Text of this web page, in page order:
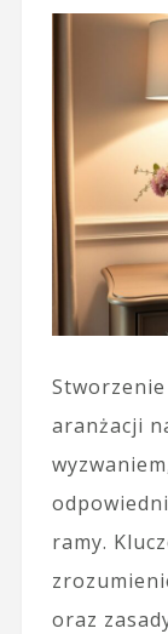
aranżacji
ramy.
oraz